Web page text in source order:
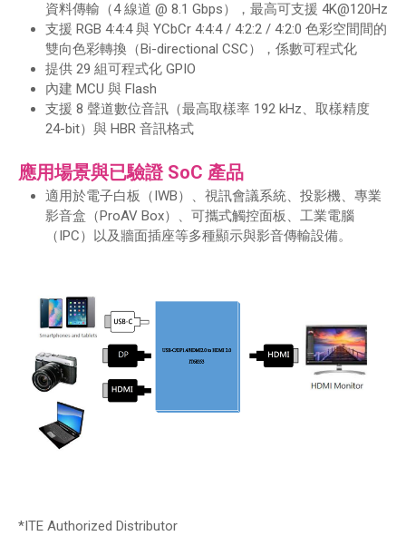
資料傳輸（4 線道 @ 8.1 Gbps），最高可支援 4K@120Hz
支援 RGB 4:4:4 與 YCbCr 4:4:4 / 4:2:2 / 4:2:0 色彩空間間的
雙向色彩轉換（Bi-directional CSC），係數可程式化
提供 29 組可程式化 GPIO
內建 MCU 與 Flash
支援 8 聲道數位音訊（最高取樣率 192 kHz、取樣精度
24-bit）與 HBR 音訊格式
應用場景與已驗證 SoC 產品
適用於電子白板（IWB）、視訊會議系統、投影機、專業
影音盒（ProAV Box）、可攜式觸控面板、工業電腦
（IPC）以及牆面插座等多種顯示與影音傳輸設備。
*ITE Authorized Distributor